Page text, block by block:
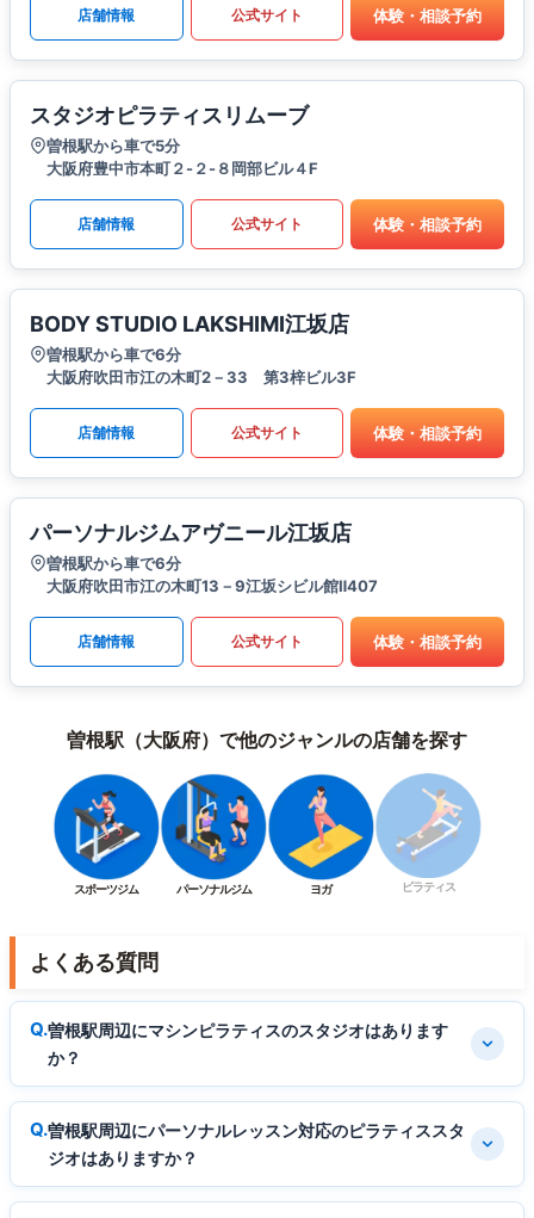
店舗情報 公式サイト 体験・相談予約
スタジオピラティスリムーブ
曽根駅から車で5分
大阪府豊中市本町２-２-８岡部ビル４F
店舗情報 公式サイト 体験・相談予約
BODY STUDIO LAKSHIMI江坂店
曽根駅から車で6分
大阪府吹田市江の木町2－33 第3梓ビル3F
店舗情報 公式サイト 体験・相談予約
パーソナルジムアヴニール江坂店
曽根駅から車で6分
大阪府吹田市江の木町13－9江坂シビル館Ⅱ407
店舗情報 公式サイト 体験・相談予約
曽根駅（大阪府）で他のジャンルの店舗を探す
スポーツジム パーソナルジム ヨガ ピラティス
よくある質問
曽根駅周辺にマシンピラティスのスタジオはあります
か？
曽根駅周辺にパーソナルレッスン対応のピラティススタ
ジオはありますか？